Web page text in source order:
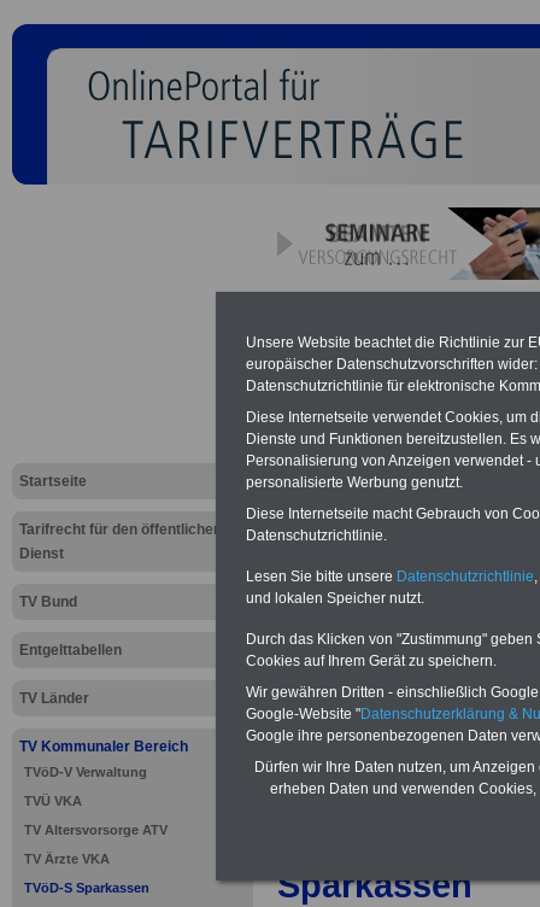
Startseite
Tarifrecht für den öffentlichen
Dienst
TV Bund
Entgelttabellen
TV Länder
TV Kommunaler Bereich
TVöD-V Verwaltung
TVÜ VKA
TV Altersvorsorge ATV
TV Ärzte VKA
TVöD-S Sparkassen
TVöD-S
Neu aufgelegt: Oktober
Sparkassen
Unsere Website beachtet die Richtlinie zur
europäischer Datenschutzvorschriften
Datenschutzrichtlinie für elektronische
Diese Internetseite verwendet Cookies, um
Dienste und Funktionen bereitzustellen. Es
Personalisierung von Anzeigen verwendet
personalisierte Werbung genutzt.
Diese Internetseite macht Gebrauch von
Datenschutzrichtlinie.
Lesen Sie bitte unsere Datenschutzrichtlinie
und lokalen Speicher nutzt.
Durch das Klicken von "Zustimmung"
Cookies auf Ihrem Gerät zu speichern.
Wir gewähren Dritten - einschließlich
Google-Website "Datenschutzerklärung &
Google ihre personenbezogenen Daten
Dürfen wir Ihre Daten nutzen, um
erheben Daten und verwenden